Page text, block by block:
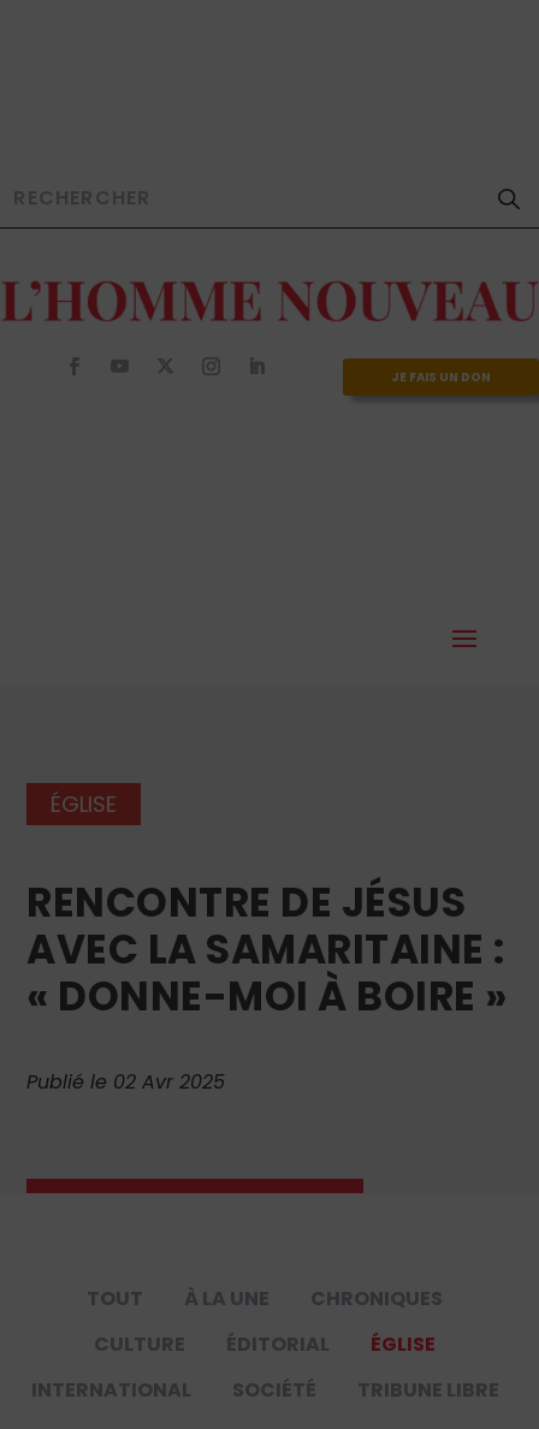
JE FAIS UN DON
ÉGLISE
RENCONTRE DE JÉSUS
AVEC LA SAMARITAINE :
« DONNE-MOI À BOIRE »
Publié le 02 Avr 2025
TOUT À LA UNE
CHRONIQUES
CULTURE
ÉDITORIAL
ÉGLISE
INTERNATIONAL
SOCIÉTÉ TRIBUNE LIBRE